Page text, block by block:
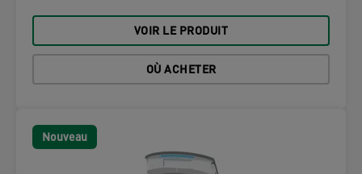
VOIR LE PRODUIT
OÙ ACHETER
Nouveau